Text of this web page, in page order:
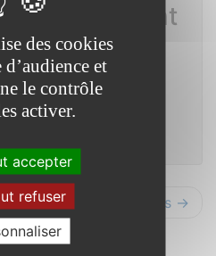
Saint Vincent
2022 de 15h00 à
Suivants →
des cookies
d’audience et
le contrôle
activer.
accepter
refuser